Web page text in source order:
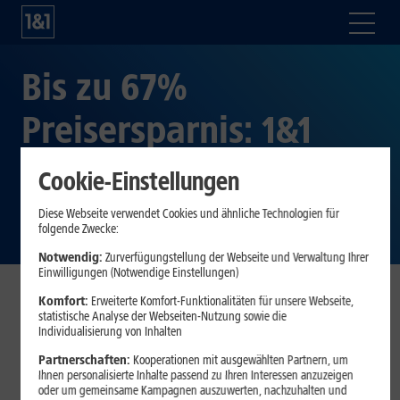
Bis zu 67%
Preisersparnis: 1&1
DSL Business Tarife ab
9,99 Euro monatlich
Ab sofort bietet 1&1 die DSL Business Tarife für 9,99 Euro in
den ersten zwölf Monaten an. Die 1&1 DSL Business Tarife,
die sich vor allem für Klein- und mittelständische
Unternehmen (KMU) eignen, sind somit bis zu 67%
Cookie-Einstellungen
Diese Webseite verwendet Cookies und ähnliche Technologien für
folgende Zwecke:
Notwendig: Zurverfügungstellung der Webseite und Verwaltung Ihrer
Einwilligungen (Notwendige Einstellungen)
Komfort: Erweiterte Komfort-Funktionalitäten für unsere Webseite,
statistische Analyse der Webseiten-Nutzung sowie die
Individualisierung von Inhalten
Partnerschaften: Kooperationen mit ausgewählten Partnern, um
Ihnen personalisierte Inhalte passend zu Ihren Interessen anzuzeigen
oder um gemeinsame Kampagnen auszuwerten, nachzuhalten und